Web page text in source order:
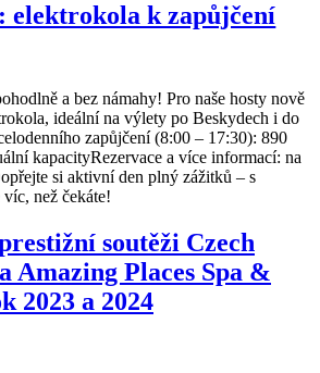
elektrokola k zapůjčení
a bez námahy! Pro naše hosty nově
ideální na výlety po Beskydech i do
zapůjčení (8:00 – 17:30): 890
kapacityRezervace a více informací: na
si aktivní den plný zážitků – s
než čekáte!
soutěži Czech
Amazing Places Spa &
2023 a 2024